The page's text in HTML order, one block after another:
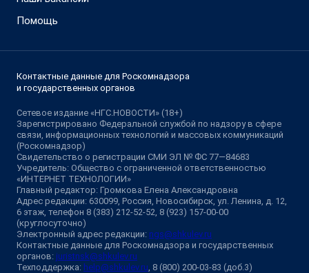
Помощь
Контактные данные для Роскомнадзора
и государственных органов
Сетевое издание «НГС.НОВОСТИ» (18+)
Зарегистрировано Федеральной службой по надзору в сфере
связи, информационных технологий и массовых коммуникаций
(Роскомнадзор)
Свидетельство о регистрации СМИ ЭЛ № ФС 77—84683
Учредитель: Общество с ограниченной ответственностью
«ИНТЕРНЕТ ТЕХНОЛОГИИ»
Главный редактор: Громкова Елена Александровна
Адрес редакции: 630099, Россия, Новосибирск, ул. Ленина, д. 12,
6 этаж, телефон 8 (383) 212-52-52, 8 (923) 157-00-00
(круглосуточно)
Электронный адрес редакции: ngs@shkulev.ru
Контактные данные для Роскомнадзора и государственных
органов: juristnsk@shkulev.ru
Техподдержка: help@shkulev.ru, 8 (800) 200-03-83 (доб.3)